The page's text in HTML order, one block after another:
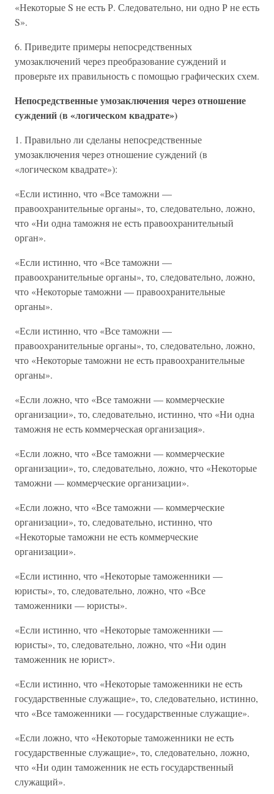
«Некоторые S не есть Р. Следовательно, ни одно Р не есть
S».
6. Приведите примеры непосредственных
умозаключений через преобразование суждений и
проверьте их правильность с помощью графических схем.
Непосредственные умозаключения через отношение
суждений (в «логическом квадрате»)
1. Правильно ли сделаны непосредственные
умозаключения через отношение суждений (в
«логическом квадрате»):
«Если истинно, что «Все таможни —
правоохранительные органы», то, следовательно, ложно,
что «Ни одна таможня не есть правоохранительный
орган».
«Если истинно, что «Все таможни —
правоохранительные органы», то, следовательно, ложно,
что «Некоторые таможни — правоохранительные
органы».
«Если истинно, что «Все таможни —
правоохранительные органы», то, следовательно, ложно,
что «Некоторые таможни не есть правоохранительные
органы».
«Если ложно, что «Все таможни — коммерческие
организации», то, следовательно, истинно, что «Ни одна
таможня не есть коммерческая организация».
«Если ложно, что «Все таможни — коммерческие
организации», то, следовательно, ложно, что «Некоторые
таможни — коммерческие организации».
«Если ложно, что «Все таможни — коммерческие
организации», то, следовательно, истинно, что
«Некоторые таможни не есть коммерческие
организации».
«Если истинно, что «Некоторые таможенники —
юристы», то, следовательно, ложно, что «Все
таможенники — юристы».
«Если истинно, что «Некоторые таможенники —
юристы», то, следовательно, ложно, что «Ни один
таможенник не юрист».
«Если истинно, что «Некоторые таможенники не есть
государственные служащие», то, следовательно, истинно,
что «Все таможенники — государственные служащие».
«Если ложно, что «Некоторые таможенники не есть
государственные служащие», то, следовательно, ложно,
что «Ни один таможенник не есть государственный
служащий».